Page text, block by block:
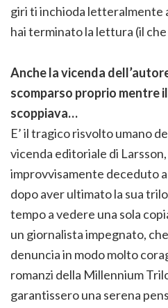
giri ti inchioda
hai terminato la lettura (il
Anche la vicenda
scomparso proprio mentre
scoppiava…
E’ il tragico risvolto umano
vicenda editoriale di
improvvisamente deceduto
dopo aver ultimato la sua
tempo a vedere una sola
un giornalista impegnato,
denuncia in modo molto
romanzi della Millennium
garantissero una serena